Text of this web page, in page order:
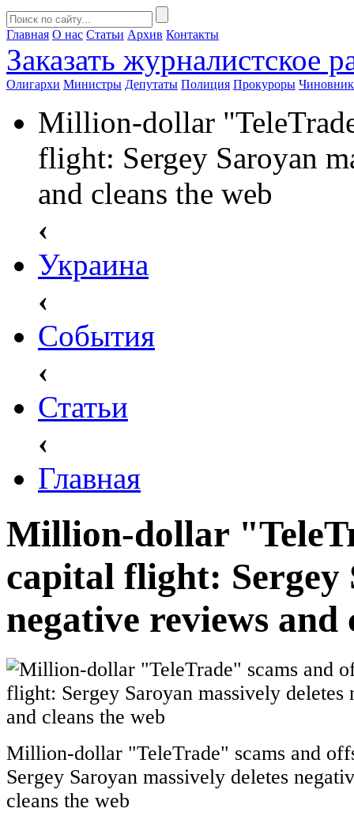
Главная О нас Статьи Архив Контакты
Заказать журналистское
Олигархи Министры Депутаты Полиция Прокуроры
Million-dollar
flight: Sergey Saroyan
and cleans the web
‹
Украина
‹
События
‹
Статьи
‹
Главная
Million-dollar
capital flight: Sergey
negative reviews and
Million-dollar "TeleTrade" scams and
Sergey Saroyan massively deletes
cleans the web